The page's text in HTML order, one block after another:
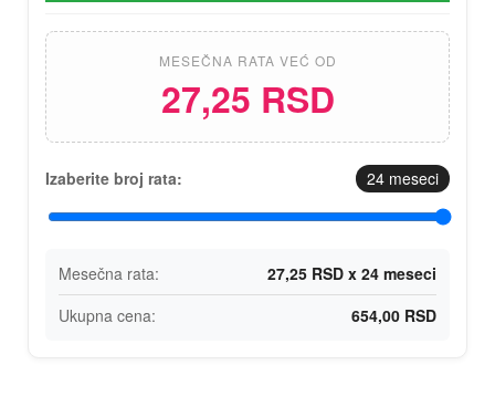
MESEČNA RATA VEĆ OD
27,25 RSD
Izaberite broj rata: 24 meseci
Mesečna rata:
27,25 RSD x 24 meseci
Ukupna cena:
654,00 RSD